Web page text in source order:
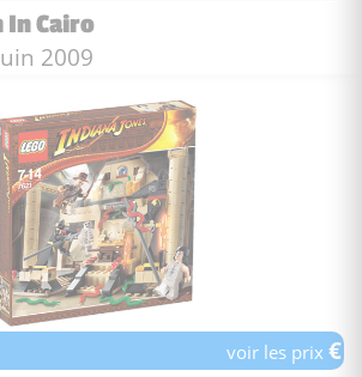
In Cairo
:
de figurines :
de sortie :
2009
voir les prix€